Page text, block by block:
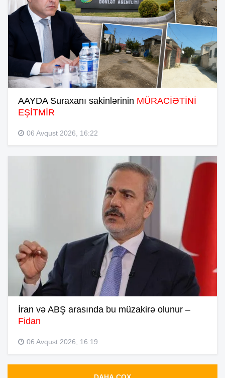
AAYDA Suraxanı sakinlərinin MÜRACİƏTİNİ
EŞİTMİR
06 Avqust 2026, 16:22
İran və ABŞ arasında bu müzakirə olunur –
Fidan
06 Avqust 2026, 16:19